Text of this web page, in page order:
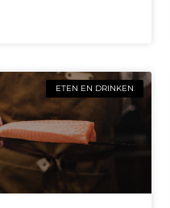
ETEN EN DRINKEN